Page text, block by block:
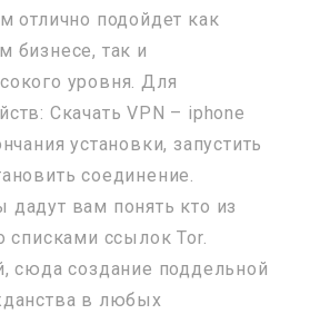
отлично подойдет как
бизнесе, так и
уровня. Для
Скачать VPN – iphone
установки, запустить
соединение.
вам понять кто из
ссылок Tor.
сюда создание поддельной
в любых